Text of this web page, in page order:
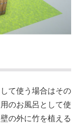
て使う場合はその
のお風呂として使
の外に竹を植える